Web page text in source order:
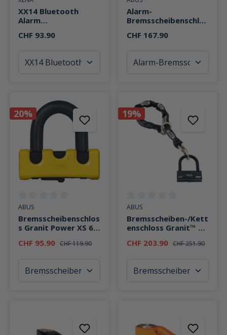
XX14 Bluetooth
Alarm
s
CHF 93.90
Alarm-
Bremsscheibenschlos
CHF 167.90
20%
Durchschnittliche Bewertung von 0 von 5 Sternen
ABUS
Bremsscheibenschlos
s Granit Power XS 67
CHF 95.90 CHF 119.90
19%
Durchschnittliche Bewertung
ABUS
Bremsscheiben-/Kett
enschloss Granit™ 58
CHF 203.90 CHF 251.90